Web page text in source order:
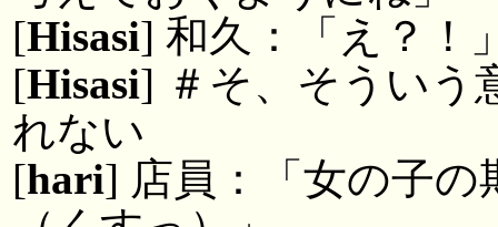
[Hisasi] 和久：「え？！
[Hisasi] ＃そ、そういう
れない
[hari] 店員：「女の子の